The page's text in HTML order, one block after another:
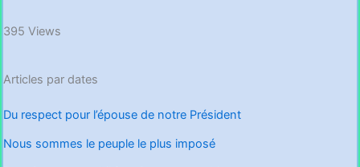
395 Views
Articles par dates
Du respect pour l’épouse de notre Président
Nous sommes le peuple le plus imposé